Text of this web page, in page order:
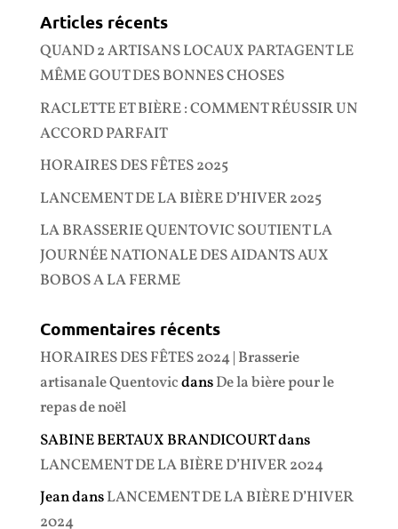
Articles récents
QUAND 2 ARTISANS LOCAUX PARTAGENT LE
MÊME GOUT DES BONNES CHOSES
RACLETTE ET BIÈRE : COMMENT RÉUSSIR UN
ACCORD PARFAIT
HORAIRES DES FÊTES 2025
LANCEMENT DE LA BIÈRE D’HIVER 2025
LA BRASSERIE QUENTOVIC SOUTIENT LA
JOURNÉE NATIONALE DES AIDANTS AUX
BOBOS A LA FERME
Commentaires récents
HORAIRES DES FÊTES 2024 | Brasserie
artisanale QuentovicdansDe la bière pour le
repas de noël
SABINE BERTAUX BRANDICOURTdans
LANCEMENT DE LA BIÈRE D’HIVER 2024
JeandansLANCEMENT DE LA BIÈRE D’HIVER
2024